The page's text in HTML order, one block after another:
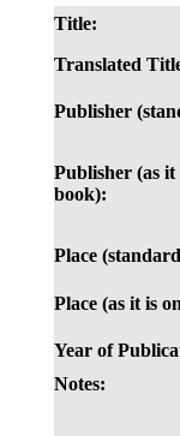
Title:
Translated
Publisher
Publisher (as it
book):
Place
Place (as it is
Year of
Notes: